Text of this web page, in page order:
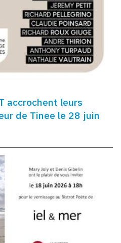
accrochent leurs
de Tinee le 28 juin